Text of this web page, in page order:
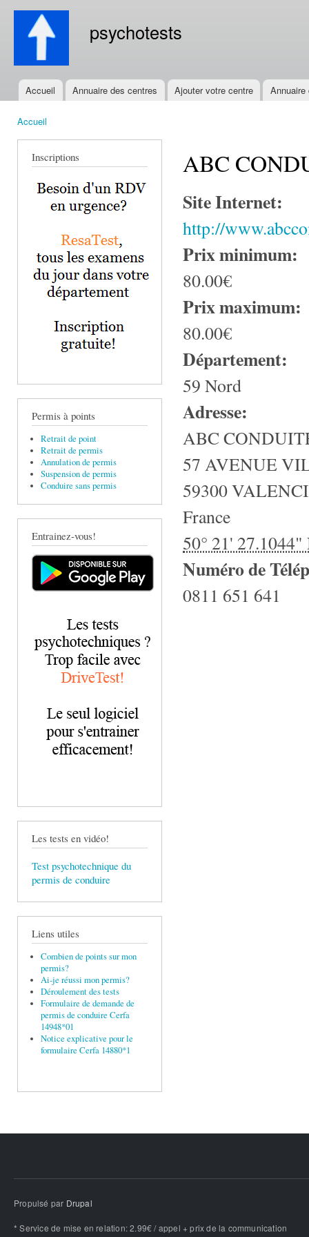
psychotests
Menu principal
Accueil Annuaire des centres Ajouter votre centre Annuaire
Accueil
Inscriptions
Permis à points
Retrait de point
Retrait de permis
Annulation de permis
Suspension de permis
Conduire sans permis
Entrainez-vous!
Les tests en vidéo!
Test psychotechnique du
permis de conduire
Liens utiles
Combien de points sur mon
permis?
Ai-je réussi mon permis?
Déroulement des tests
Formulaire de demande de
permis de conduire Cerfa
14948*01
Notice explicative pour le
formulaire Cerfa 14880*1
ABC
Site Internet:
http://
Prix minimum:
80.00€
Prix maximum:
80.00€
Département:
59 Nord
Adresse:
ABC
57 AVENUE
59300
France
50° 21' 27.1044"
Numéro de
0811 651 641
Propulsé par Drupal
* Service de mise en relation: 2.99€ / appel + prix de la communication